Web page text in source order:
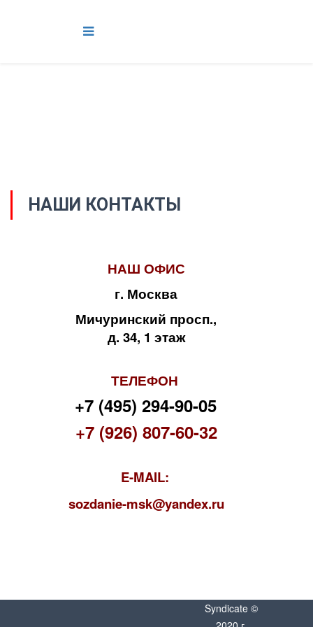
НАШИ КОНТАКТЫ
НАШ ОФИС
г. Москва
Мичуринский просп.,
д. 34, 1 этаж
ТЕЛЕФОН
+7 (495) 294-90-05
+7 (926) 807-60-32
E-MAIL:
sozdanie-msk@yandex.ru
Syndicate ©